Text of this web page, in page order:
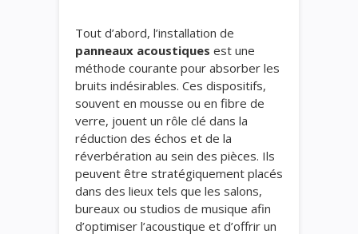
Tout d’abord, l’installation de
panneaux acoustiques est une
méthode courante pour absorber les
bruits indésirables. Ces dispositifs,
souvent en mousse ou en fibre de
verre, jouent un rôle clé dans la
réduction des échos et de la
réverbération au sein des pièces. Ils
peuvent être stratégiquement placés
dans des lieux tels que les salons,
bureaux ou studios de musique afin
d’optimiser l’acoustique et d’offrir un